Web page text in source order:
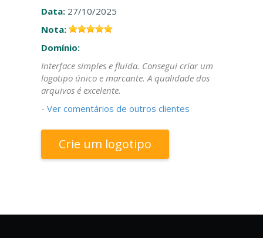
INICIAR SESSÃO
Data: 27/10/2025
Nota:
Domínio:
Interface simples e fluida. Consegui criar um
logotipo único e marcante. A qualidade dos
arquivos é excelente.
- Ver comentários de outros clientes
Crie um logotipo